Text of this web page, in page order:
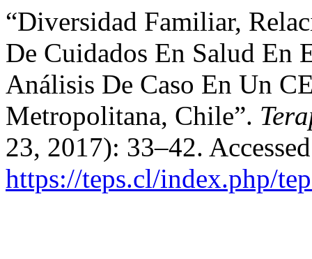
“Diversidad Familiar,
De Cuidados En Salud En
Análisis De Caso En Un
Metropolitana, Chile”.
23, 2017): 33–42.
https://teps.cl/index.php/